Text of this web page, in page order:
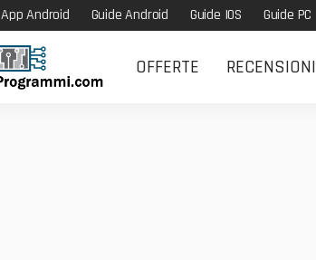
App Android Guide Android Guide IOS Guide PC
OFFERTE RECENSIONI